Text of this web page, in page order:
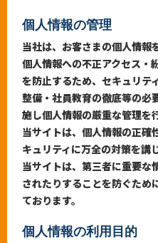
よくある質問
FAQ
0120-333-821
個人情報の管理
当社は、お客さまの個人情報
個人情報への不正アクセス・
を防止するため、セキュリテ
整備・社員教育の徹底等の必
施し個人情報の厳重な管理を
当サイトは、個人情報の正確
キュリティに万全の対策を講
当サイトは、第三者に重要な
されたりすることを防ぐため
ております。
個人情報の利用目的